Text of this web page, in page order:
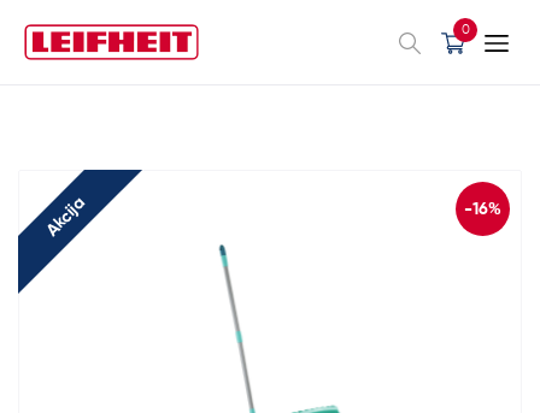
0
-16%
Akcija